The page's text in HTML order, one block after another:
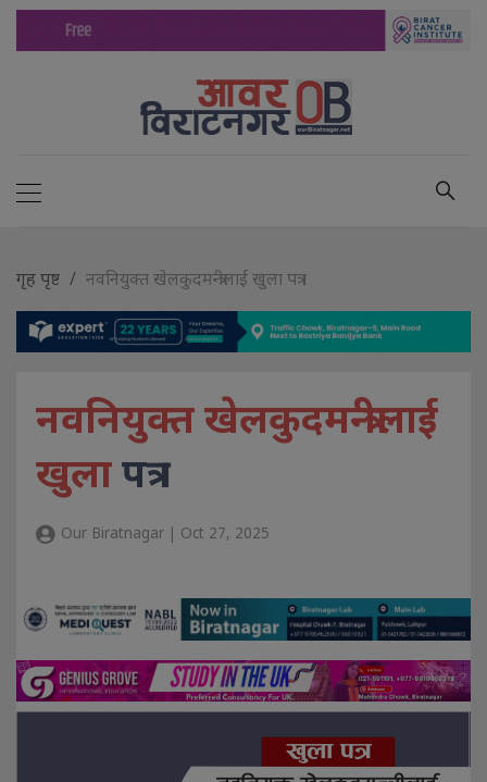
गृह पृष्ट नवनियुक्त खेलकुदमन्त्रीलाई खुला पत्र ।
नवनियुक्त खेलकुदमन्त्रीलाई
खुलापत्र ।
Our Biratnagar | Oct 27, 2025